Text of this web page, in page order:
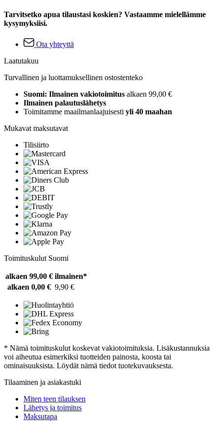
Tarvitsetko apua tilaustasi koskien? Vastaamme mielellämme
kysymyksiisi.
Ota yhteyttä
Laatutakuu
Turvallinen ja luottamuksellinen ostostenteko
Suomi: Ilmainen vakiotoimitus alkaen 99,00 €
Ilmainen palautuslähetys
Toimitamme maailmanlaajuisesti yli 40 maahan
Mukavat maksutavat
Tilisiirto
Toimituskulut Suomi
alkaen 99,00 € ilmainen*
alkaen 0,00 € 9,90 €
* Nämä toimituskulut koskevat vakiotoimituksia. Lisäkustannuksia
voi aiheutua esimerkiksi tuotteiden painosta, koosta tai
ominaisuuksista. Löydät nämä tiedot tuotekuvauksesta.
Tilaaminen ja asiakastuki
Miten teen tilauksen
Lähetys ja toimitus
Maksutapa